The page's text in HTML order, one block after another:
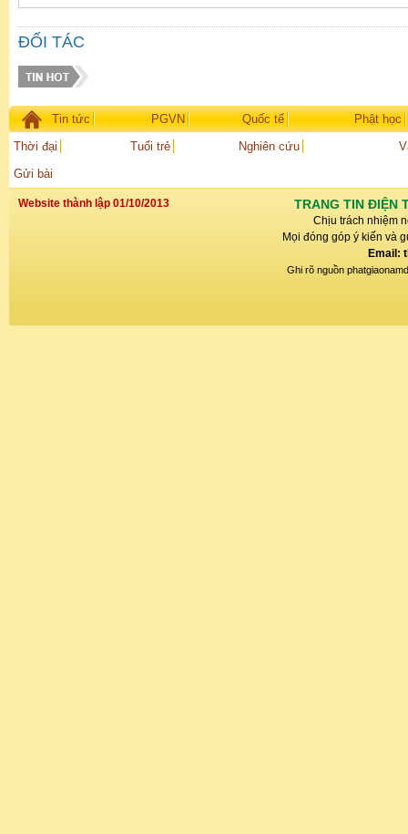
ĐỐI TÁC
Tin tức PGVN Quốc tế
Phật học
Thời đại
Tuổi trẻ Nghiên cứu
Gửi bài
Website thành lập 01/10/2013 TRANG TIN ĐIỆN
Chịu trách nhiệm
Mọi đóng góp ý kiến và
Email:
Ghi rõ nguồn